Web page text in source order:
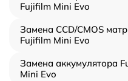
Fujifilm Mini Evo
Замена CCD/CMOS
Fujifilm Mini Evo
Замена аккумулятора
Mini Evo